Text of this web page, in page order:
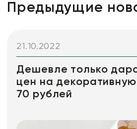
Предыдущие
21.10.2022
Дешевле только
цен на декоративную
70 рублей